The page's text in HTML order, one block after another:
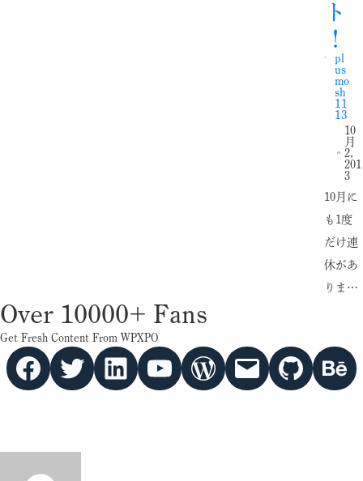
ト
！
pl
us
mo
sh
11
13
10
月
2,
201
3
10月に
も1度
だけ連
休があ
りま…
Over 10000+ Fans
Get Fresh Content From WPXPO
Facebook Twitter hello vaa YouTube WordPress Mail GitHub Behance